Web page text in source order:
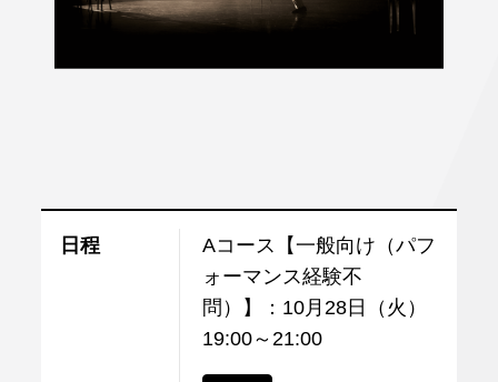
日程
Aコース【一般向け（パフ
ォーマンス経験不
問）】：10月28日（火）
19:00～21:00